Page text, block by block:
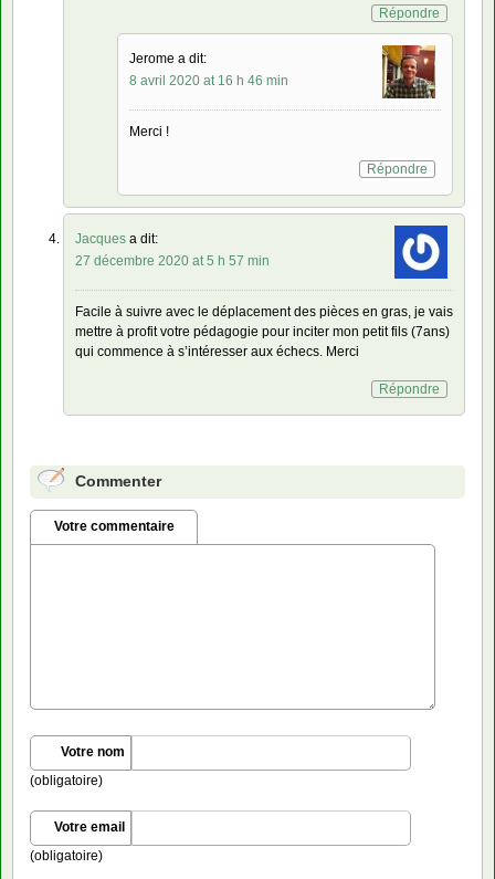
Répondre
Jerome a dit:
8 avril 2020 at 16 h 46 min
Merci !
Répondre
Jacques a dit:
27 décembre 2020 at 5 h 57 min
Facile à suivre avec le déplacement des pièces en gras, je vais
mettre à profit votre pédagogie pour inciter mon petit fils (7ans)
qui commence à s’intéresser aux échecs. Merci
Répondre
Commenter
Votre commentaire
Votre nom
(obligatoire)
Votre email
(obligatoire)